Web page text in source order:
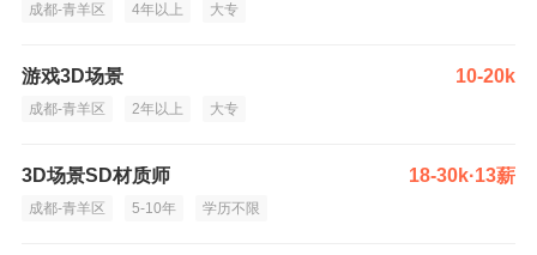
成都-青羊区 4年以上 大专
游戏3D场景 10-20k
成都-青羊区 2年以上 大专
3D场景SD材质师 18-30k·13薪
成都-青羊区 5-10年 学历不限